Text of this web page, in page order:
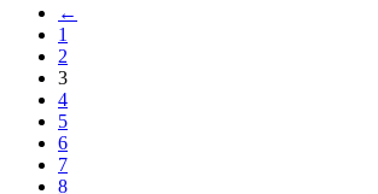
←
1
2
3
4
5
6
7
8